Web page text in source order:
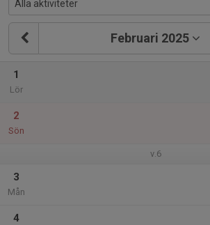
Februari 2025
1
Lör
2
Sön
v.6
3
Mån
4